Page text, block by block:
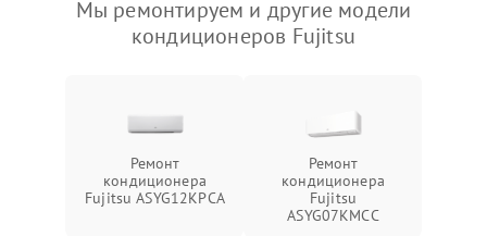
Мы ремонтируем и другие модели
кондиционеров Fujitsu
Ремонт
кондиционера
Fujitsu ASYG12KPCA
Ремонт
кондиционера
Fujitsu
ASYG07KMCC